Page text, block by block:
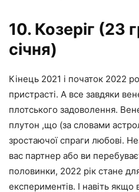
10. Козеріг (23
січня)
Кінець 2021 і початок 2022
пристрасті. А все завдяки
плотського задоволення.
плутон ,що (за словами
зростаючої спраги любові.
вас партнер або ви
половинки, 2022 рік стане
експериментів. І навіть